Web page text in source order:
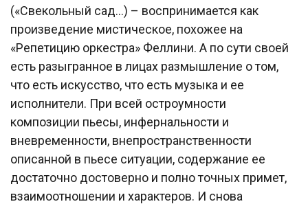
(«Свекольный сад…) – воспринимается как
произведение мистическое, похожее на
«Репетицию оркестра» Феллини. А по сути своей
есть разыгранное в лицах размышление о том,
что есть искусство, что есть музыка и ее
исполнители. При всей остроумности
композиции пьесы, инфернальности и
вневременности, внепространственности
описанной в пьесе ситуации, содержание ее
достаточно достоверно и полно точных примет,
взаимоотношении и характеров. И снова